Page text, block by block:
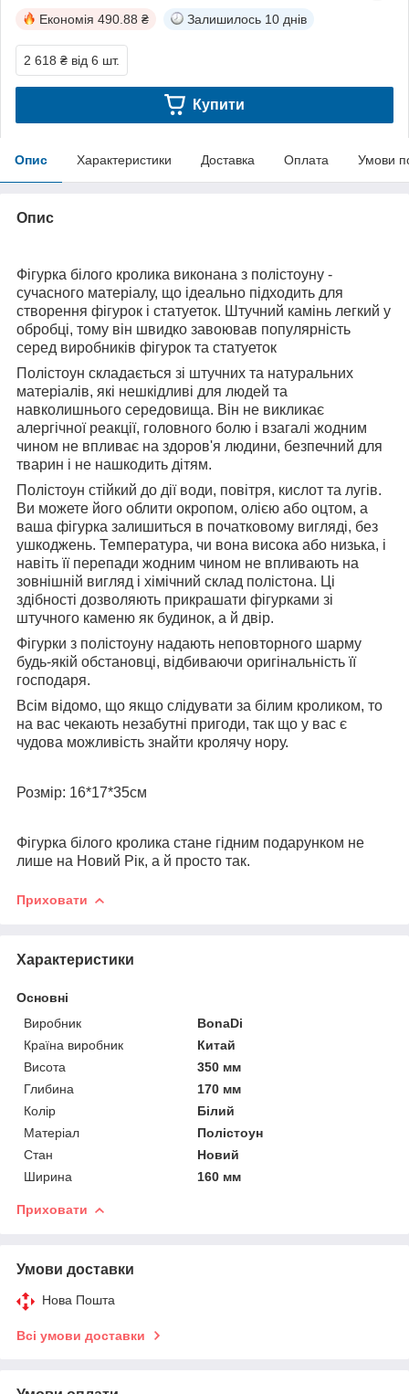
Економія 490.88 ₴ Залишилось 10 днів
2 618 ₴ від 6 шт.
Купити
Опис Характеристики Доставка Оплата Умови
Опис
Фігурка білого кролика виконана з полістоуну -
сучасного матеріалу, що ідеально підходить для
створення фігурок і статуеток. Штучний камінь легкий у
обробці, тому він швидко завоював популярність
серед виробників фігурок та статуеток
Полістоун складається зі штучних та натуральних
матеріалів, які нешкідливі для людей та
навколишнього середовища. Він не викликає
алергічної реакції, головного болю і взагалі жодним
чином не впливає на здоров'я людини, безпечний для
тварин і не нашкодить дітям.
Полістоун стійкий до дії води, повітря, кислот та лугів.
Ви можете його облити окропом, олією або оцтом, а
ваша фігурка залишиться в початковому вигляді, без
ушкоджень. Температура, чи вона висока або низька, і
навіть її перепади жодним чином не впливають на
зовнішній вигляд і хімічний склад полістона. Ці
здібності дозволяють прикрашати фігурками зі
штучного каменю як будинок, а й двір.
Фігурки з полістоуну надають неповторного шарму
будь-якій обстановці, відбиваючи оригінальність її
господаря.
Всім відомо, що якщо слідувати за білим кроликом, то
на вас чекають незабутні пригоди, так що у вас є
чудова можливість знайти кролячу нору.
Розмір: 16*17*35см
Фігурка білого кролика стане гідним подарунком не
лише на Новий Рік, а й просто так.
Приховати
Характеристики
Основні
Виробник
BonaDi
Країна виробник
Китай
Висота
350 мм
Глибина
170 мм
Колір
Білий
Матеріал
Полістоун
Стан
Новий
Ширина
160 мм
Приховати
Умови доставки
Нова Пошта
Всі умови доставки